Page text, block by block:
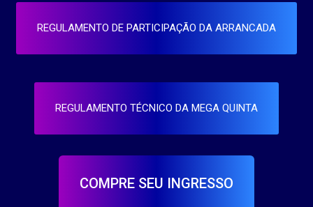
REGULAMENTO DE PARTICIPAÇÃO DA ARRANCADA
REGULAMENTO TÉCNICO DA MEGA QUINTA
COMPRE SEU INGRESSO